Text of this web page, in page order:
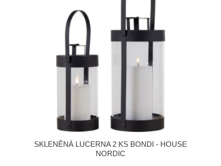
SKLENĚNÁ LUCERNA 2 KS BONDI - HOUSE
NORDIC